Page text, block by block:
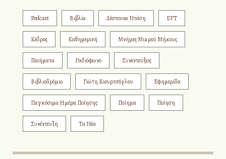
Podcast Βιβλία Δέσποινα Ντάση ΕΡΤ
Κέδρος Καθημερινή Μνήμες Μικρού Μήκους
Ποιήματα Ραδιόφωνο Συνεντεύξεις
Βιβλιοδρόμιο Γιώτη Κιουρτσόγλου Εφημερίδα
Παγκόσιμα Ημέρα Ποίησης Ποίημα Ποίηση
Συνέντευξη Τα Νέα